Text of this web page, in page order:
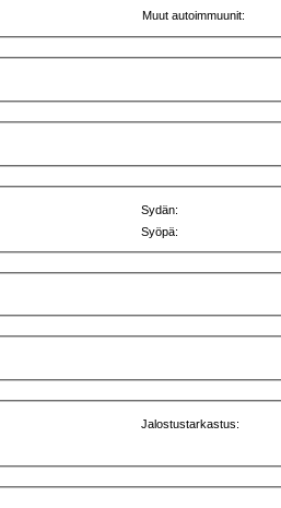
Muut autoimmuunit:
Sydän:
Syöpä:
Jalostustarkastus: